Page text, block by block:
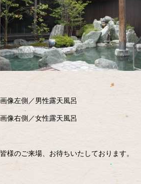
画像左側／男性露天風呂
画像右側／女性露天風呂
皆様のご来場、お待ちいたしております。